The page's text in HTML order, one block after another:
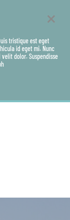
tristique est eget
id eget mi. Nunc
dolor. Suspendisse